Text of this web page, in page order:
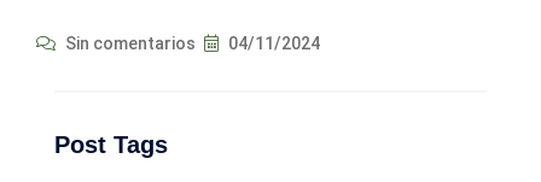
Sin comentarios 04/11/2024
Post Tags